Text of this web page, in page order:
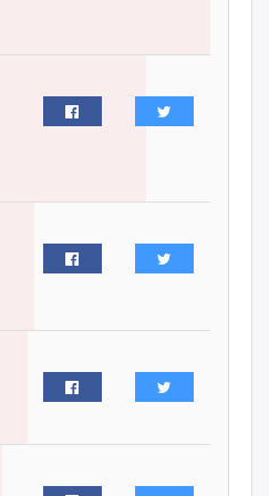
Толгойтыг 3, 4 дүгээр
хороололтой холбосон авто
Эрх зүйн үндэслэл нь
тодорхойгүй “гадаад элч
нарын” томилгоо
дүүргийн 73 цэцэрлэг, 60
сургуульд зохицуулалт хийнэ
Шатахууны хомсдолоос